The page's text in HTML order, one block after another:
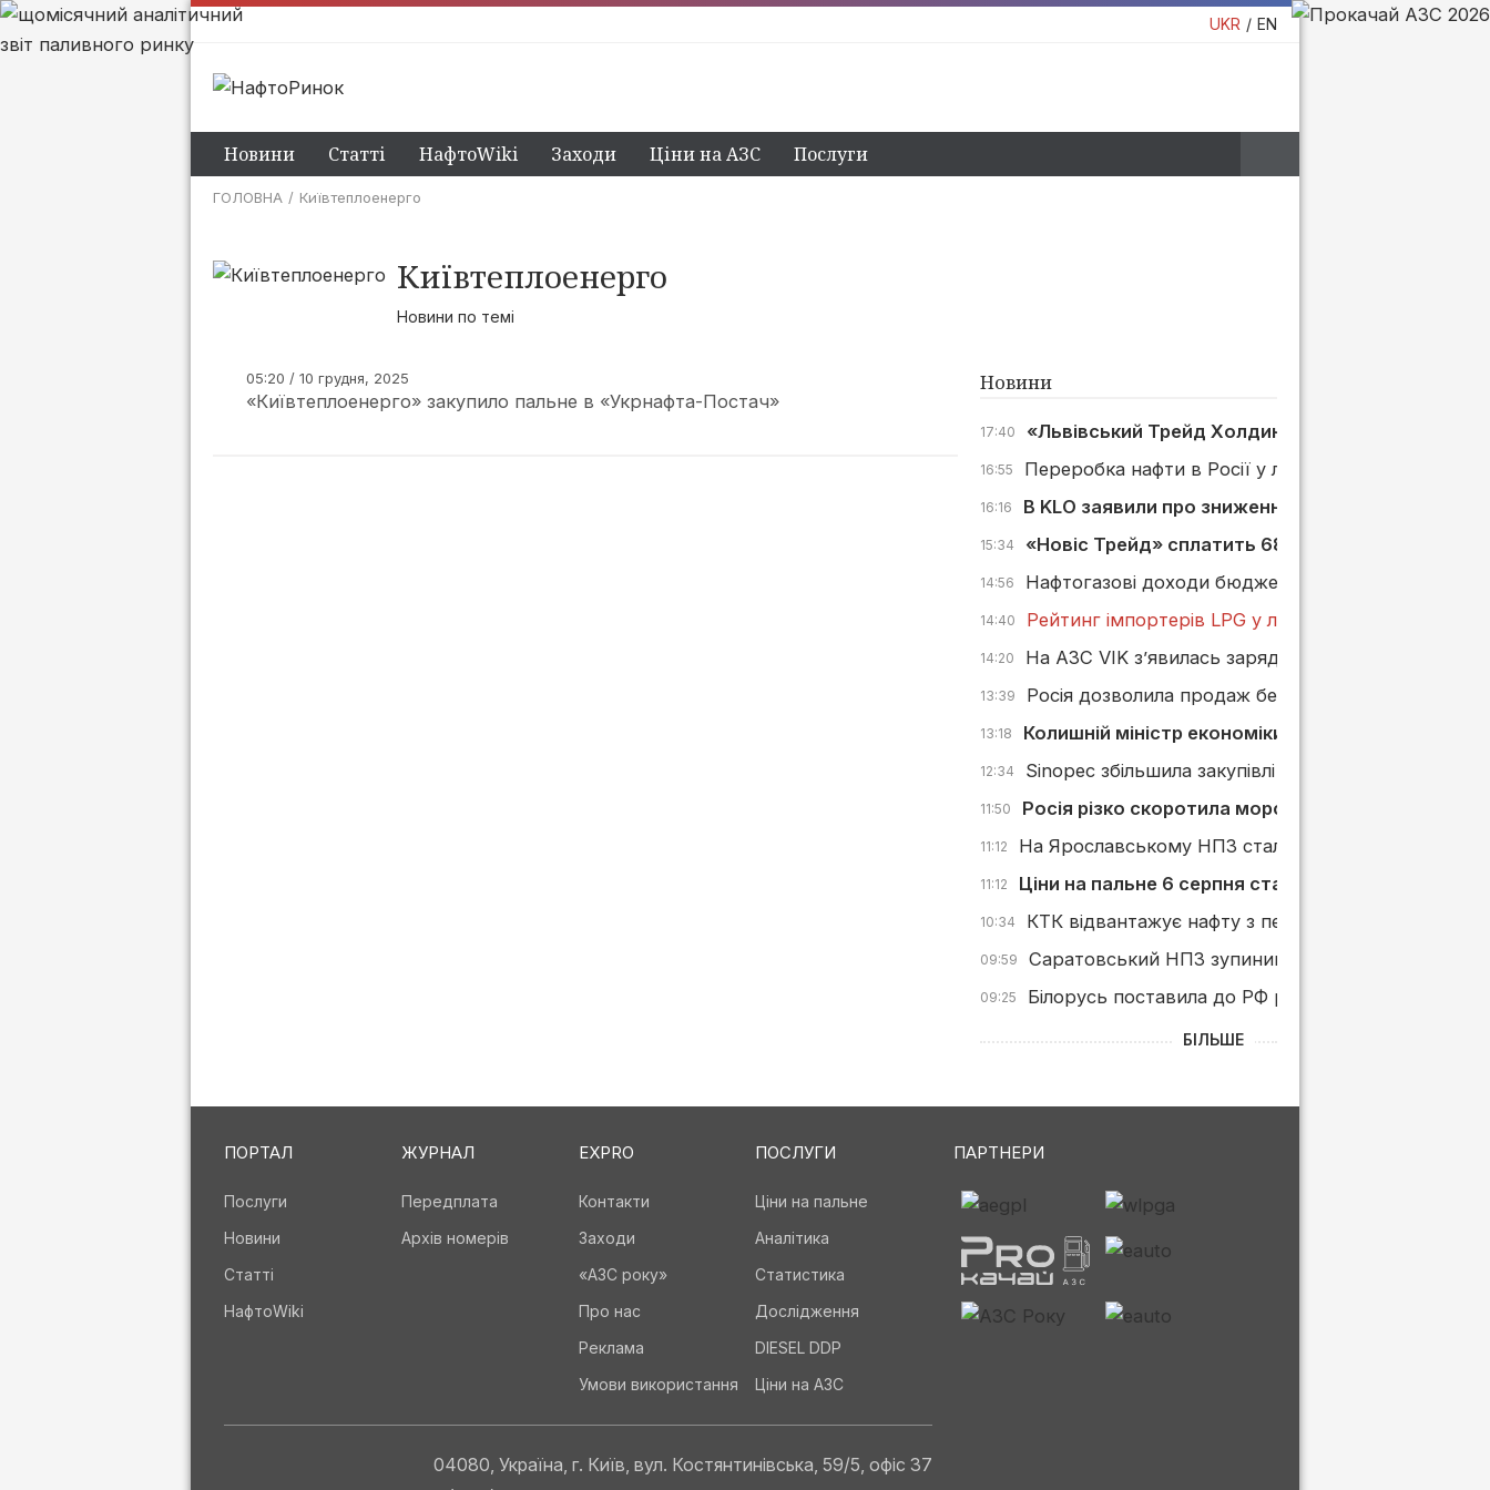
UKR EN
Новини Статті НафтоWiki Заходи Ціни на АЗС Послуги
ГОЛОВНА Київтеплоенерго
Київтеплоенерго
Новини по темі
05:20 / 10 грудня, 2025
«Київтеплоенерго» закупило пальне в «Укрнафта-Постач»
Новини
17:40 «Львівський Трейд Холдинг» в суді стягнув 500
16:55 Переробка нафти в Росії у липні зросла на 4%,
16:16 В KLO заявили про зниження маржі АЗС через
15:34 «Новіс Трейд» сплатить 680 тис. грн штрафу за
14:56 Нафтогазові доходи бюджету РФ зросли у липні,
14:40 Рейтинг імпортерів LPG у липні 2026 року: БРСМ-
14:20 На АЗС VIK з’явилась зарядна станція від GO
13:39 Росія дозволила продаж бензину стандарту
13:18 Колишній міністр економіки може увійти до
12:34 Sinopec збільшила закупівлі російської нафти ESPO
11:50 Росія різко скоротила морський експорт
11:12 На Ярославському НПЗ сталася пожежа після
11:12 Ціни на пальне 6 серпня стабілізувалися, а БРСМ
10:34 КТК відвантажує нафту з перебоями через
09:59 Саратовський НПЗ зупинив переробку нафти
09:25 Білорусь поставила до РФ рекордні обсяги
БІЛЬШЕ
ПОРТАЛ
Послуги
Новини
Статті
НафтоWiki
ЖУРНАЛ
Передплата
Архів номерів
EXPRO
Контакти
Заходи
«АЗС року»
Про нас
Реклама
Умови використання
ПОСЛУГИ
Ціни на пальне
Аналітика
Статистика
Дослідження
DIESEL DDP
Ціни на АЗС
04080, Україна, г. Київ, вул. Костянтинівська, 59/5, офіс 37
ПАРТНЕРИ